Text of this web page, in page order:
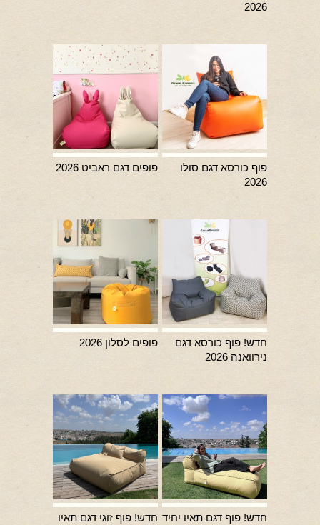
2026
פוף כורסא דגם סולו
2026
פופים דגם ראביט 2026
חדש! פוף כורסא דגם
נירוואנה 2026
פופים לסלון 2026
חדש! פוף דגם תאיו יחיד חדש! פוף זוגי דגם תאיו